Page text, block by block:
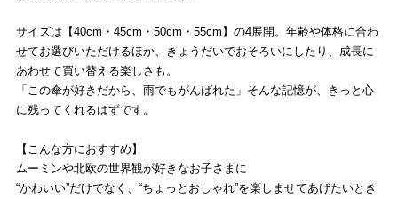
サイズは【40cm・45cm・50cm・55cm】の4展開。年齢や体格に合わ
せてお選びいただけるほか、きょうだいでおそろいにしたり、成長に
あわせて買い替える楽しさも。
「この傘が好きだから、雨でもがんばれた」そんな記憶が、きっと心
に残ってくれるはずです。
【こんな方におすすめ】
ムーミンや北欧の世界観が好きなお子さまに
“かわいい”だけでなく、“ちょっとおしゃれ”を楽しませてあげたいとき